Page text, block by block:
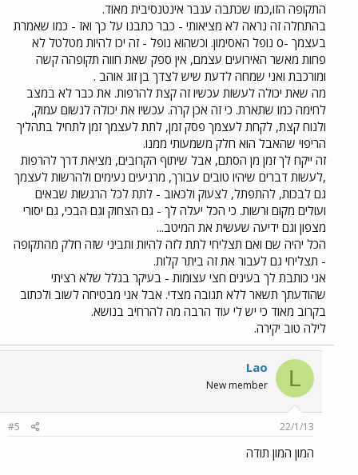
התקופה הזו,כמו שכתבה ענבר אינטנסיבית מאוד.
בהתחלה זה נראה לא מציאותי - כבר כתבנו על כך ואז - כמו שאמרת
בעצמך -0 נופל האסימון. וכשהוא נופל - זה יכו להיות מטלטל לא
פחות מאשר האירועים עצמם, אין ספק שאת חווה תקופהה קשה
ומורכבת ואני שמחה לדעת שיש לצדך בן זוג אוהב .
מה שאת יכולה לעשות עכשיו זה קצת להרפות. את כבר לא במצב
לחימה כמו שתארת. כי זה אכן קרה. עכשיו את יכולה לנשום עמוק,
ולנוח קצת, לקחת לעצמך פסק זמן, לתת לעצמך זמן לתחיל בתהליך
הריפוי שהאבל הוא חלק משמעותי ממנו.
זה ייקח לך זמן מן הסתם, אבל שיתוף הקרובים, מציאת דרך להרפות
,לעשות דברים שיהיו טובים עבורך, מרגיעים נעימים ולהרשות לעצמך
גם לבכות, להתפתל, לצעוק ולכאוב - לתת לכל הרגשות שבאים
ועולים מקום ורשות. כי הכל יעלה לך - גם הצחוק וגם הבכי, גם יסורי
מצפון וגם ידיעה שעשית את המיטב...
הכל יהיה שם ואם תצליחי לתת לזה להיות ותביני שזה חלק מהתקופה
- תצליחי גם לעבור את זה ביתר קלות.
אני כותבת לך בעינים חצי עצומות - בעיקר בגלל שלא רציתי
שהודעתך תשאר ללא תגובה מצדי. אבל אני מבטיחה לשוב ולכתוב
בקרוב מאוד כי יש לי עוד הרבה מה להרחיב בנושא.
לילה טוב יקירה.
L
Lao
New member
22/1/13
#5
המון המון תודה